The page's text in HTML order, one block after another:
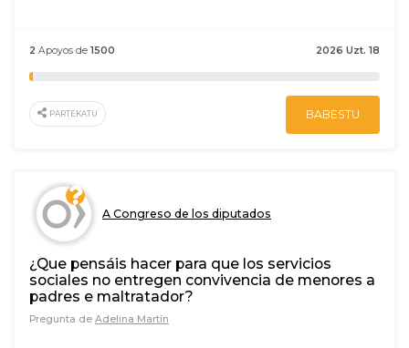
2026 Uzt. 18
2 Apoyos de 1500
PARTEKATU BABESTU
A Congreso de los diputados
¿Que pensáis hacer para que los servicios
sociales no entregen convivencia de menores a
padres e maltratador?
Pregunta de Adelina Martín